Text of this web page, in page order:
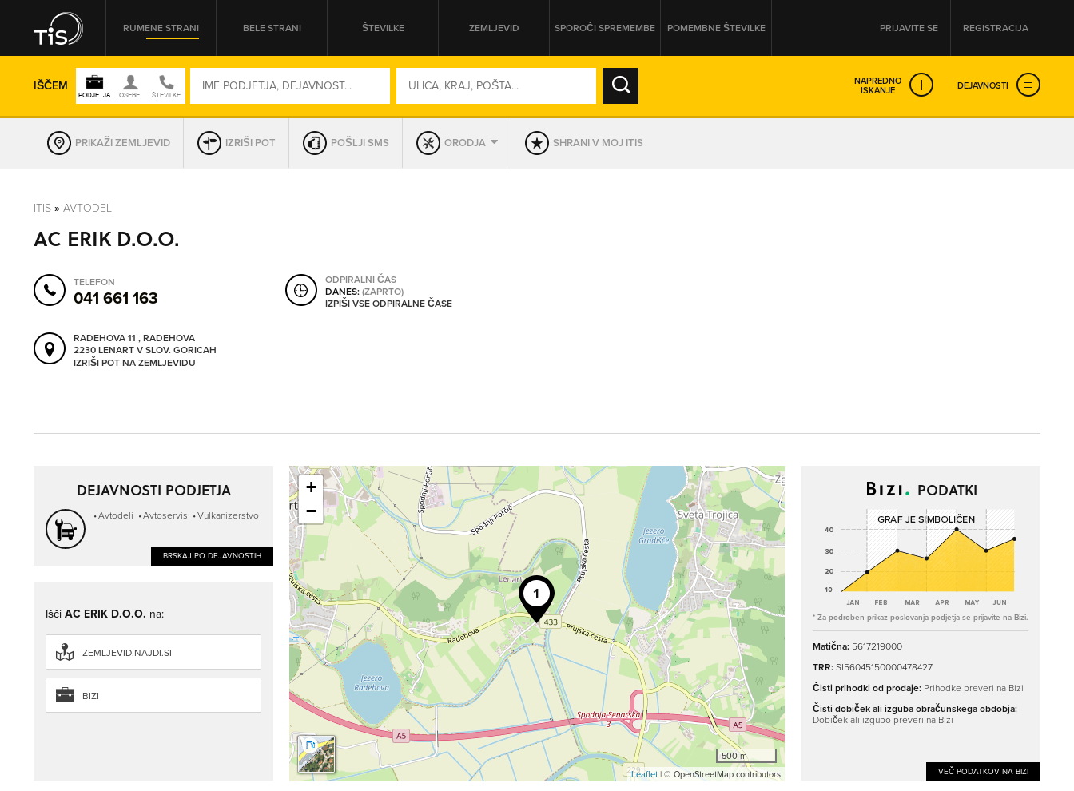
RUMENE STRANI BELE STRANI ŠTEVILKE ZEMLJEVID SPOROČI SPREMEMBE POMEMBNE ŠTEVILKE PRIJAVITE SE REGISTRACIJA
IŠČEM NAPREDNO
ISKANJE DEJAVNOSTI
REGIJA
OMREŽNA ŠT.
SO ODPRTA V
PRIKAŽI ZEMLJEVID IZRIŠI POT POŠLJI SMS ORODJA SHRANI V MOJ ITIS
ITIS » AVTODELI
AC ERIK D.O.O.
TELEFON
041 661 163
RADEHOVA 11 , RADEHOVA
2230 LENART V SLOV. GORICAH
IZRIŠI POT NA ZEMLJEVIDU
ODPIRALNI ČAS
DANES:(ZAPRTO)
IZPIŠI VSE ODPIRALNE ČASE
DEJAVNOSTI PODJETJA
Avtodeli Avtoservis Vulkanizerstvo
BRSKAJ PO DEJAVNOSTIH
+
−
500 m
Leaflet| © OpenStreetMap contributors
PODATKI
* Za podroben prikaz poslovanja podjetja se prijavite na Bizi.
Matična: 5617219000
TRR:SI56045150000478427
Čisti prihodki od prodaje: Prihodke preveri na Bizi
Čisti dobiček ali izguba obračunskega obdobja:
Dobiček ali izgubo preveri na Bizi
VEČ PODATKOV NA BIZI
IščiAC ERIK D.O.O. na:
ZEMLJEVID.NAJDI.SI
BIZI